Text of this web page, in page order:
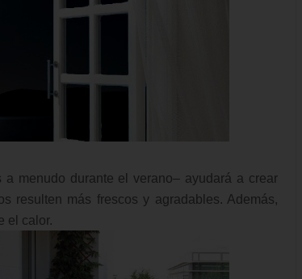
menudo durante el verano– ayudará a crear
resulten más frescos y agradables. Además,
el calor.